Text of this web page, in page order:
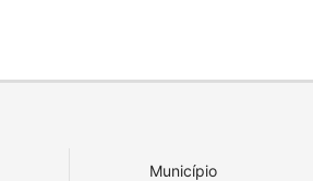
Município